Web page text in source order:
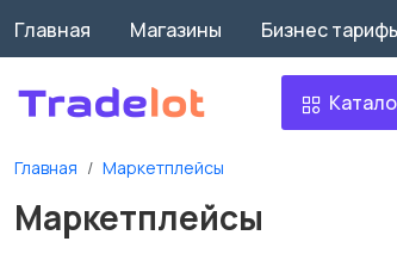
Главная Магазины Бизнес
Главная Маркетплейсы
Маркетплейсы